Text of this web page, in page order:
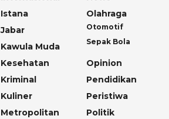
Istana
Jabar
Kawula Muda
Kesehatan
Kriminal
Kuliner
Metropolitan
Olahraga
Otomotif
Sepak Bola
Opinion
Pendidikan
Peristiwa
Politik